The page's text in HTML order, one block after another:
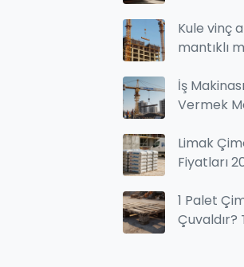
fiyatlar
Kule vinç
mantıklı
alma mı?
İş
Vermek
ve Riskler
Limak
Fiyatları
Fiyat
1 Palet
Çuvaldır?